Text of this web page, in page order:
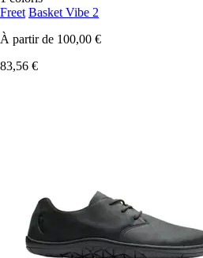
Freet Basket Vibe 2
À partir de 100,00 €
83,56 €